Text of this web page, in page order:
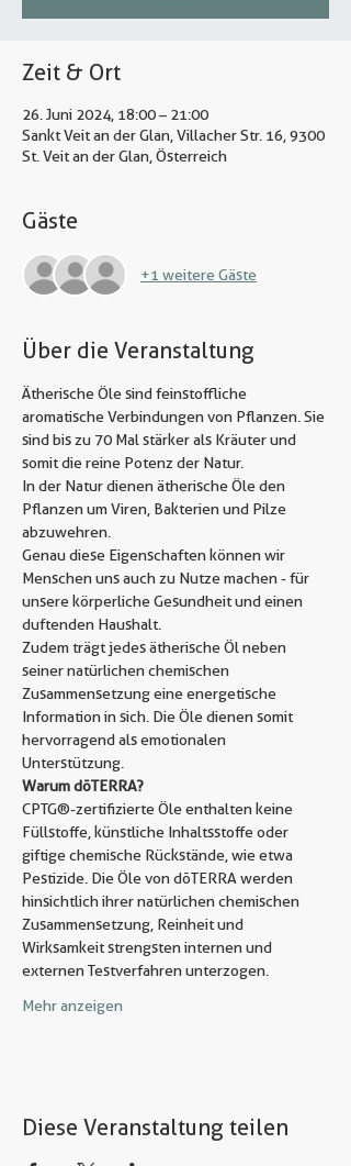
Zeit & Ort
26. Juni 2024, 18:00 – 21:00
Sankt Veit an der Glan, Villacher Str. 16, 9300
St. Veit an der Glan, Österreich
Gäste
+1 weitere Gäste
Über die Veranstaltung
Ätherische Öle sind feinstoffliche
aromatische Verbindungen von Pflanzen. Sie
sind bis zu 70 Mal stärker als Kräuter und
somit die reine Potenz der Natur.
In der Natur dienen ätherische Öle den
Pflanzen um Viren, Bakterien und Pilze
abzuwehren.
Genau diese Eigenschaften können wir
Menschen uns auch zu Nutze machen - für
unsere körperliche Gesundheit und einen
duftenden Haushalt.
Zudem trägt jedes ätherische Öl neben
seiner natürlichen chemischen
Zusammensetzung eine energetische
Information in sich. Die Öle dienen somit
hervorragend als emotionalen
Unterstützung.
Warum dōTERRA?
CPTG®-zertifizierte Öle enthalten keine
Füllstoffe, künstliche Inhaltsstoffe oder
giftige chemische Rückstände, wie etwa
Pestizide. Die Öle von dōTERRA werden
hinsichtlich ihrer natürlichen chemischen
Zusammensetzung, Reinheit und
Wirksamkeit strengsten internen und
externen Testverfahren unterzogen.
Mehr anzeigen
Diese Veranstaltung teilen